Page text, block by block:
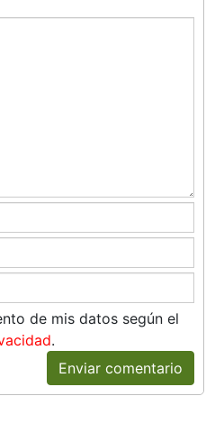
de mis datos según el
.
Enviar comentario